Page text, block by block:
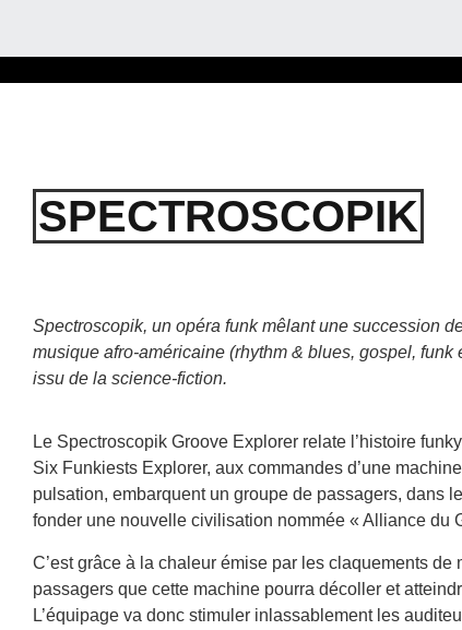
SPECTROSCOPIK
Spectroscopik, un opéra funk mêlant une succession
musique afro-américaine (rhythm & blues, gospel,
issu de la science-fiction.
Le Spectroscopik Groove Explorer relate l’histoire
Six Funkiests Explorer, aux commandes d’une
pulsation, embarquent un groupe de passagers, dans
fonder une nouvelle civilisation nommée « Alliance du
C’est grâce à la chaleur émise par les claquements
passagers que cette machine pourra décoller et
L’équipage va donc stimuler inlassablement les